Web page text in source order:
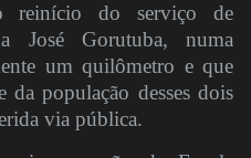
reinício do serviço de
José Gorutuba, numa
um quilômetro e que
da população desses dois
via pública.